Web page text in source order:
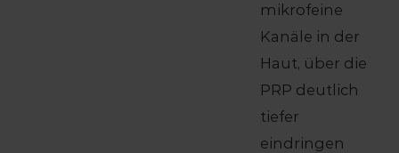
mikrofeine
Kanäle in der
Haut, über die
PRP deutlich
tiefer
eindringen